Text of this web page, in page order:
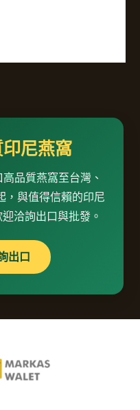
尼燕窩
品質燕窩至台灣、
，與值得信賴的印尼
洽詢出口與批發。
出口